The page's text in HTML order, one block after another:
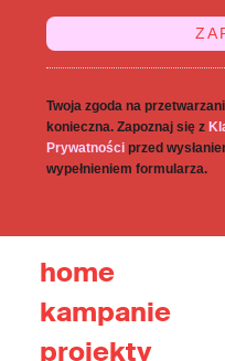
Twoja zgoda na
konieczna. Zapoznaj się z
Prywatności przed
wypełnieniem formularza.
home
kampanie
projekty